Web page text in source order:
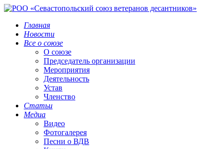
Главная
Новости
Все о союзе
О союзе
Председатель организации
Мероприятия
Деятельность
Устав
Членство
Статьи
Медиа
Видео
Фотогалерея
Песни о ВДВ